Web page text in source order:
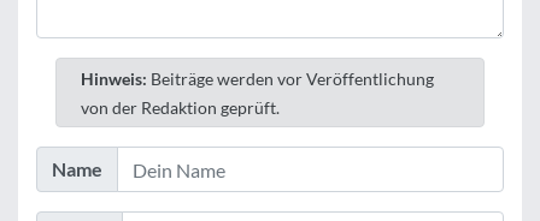
Hinweis: Beiträge werden vor Veröffentlichung
von der Redaktion geprüft.
Name